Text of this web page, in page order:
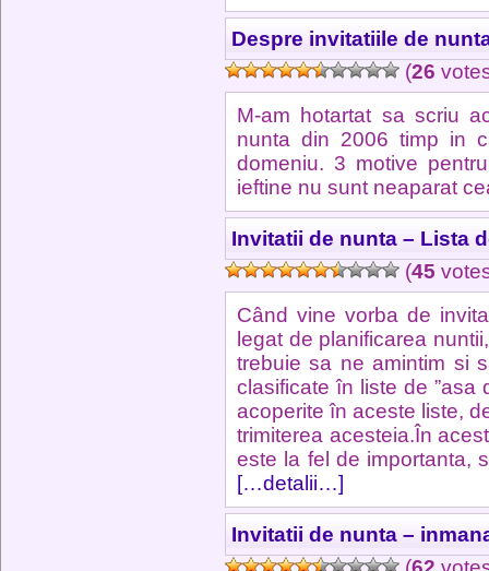
Despre invitatiile de
(26
M-am hotartat sa scriu
nunta din 2006 timp in
domeniu. 3 motive
ieftine nu sunt neaparat
Invitatii de nunta – Lista
(45
Când vine vorba de
legat de planificarea
trebuie sa ne amintim si
clasificate în liste de ”asa
acoperite în aceste liste,
trimiterea acesteia.În
este la fel de importanta,
[…detalii…]
Invitatii de nunta –